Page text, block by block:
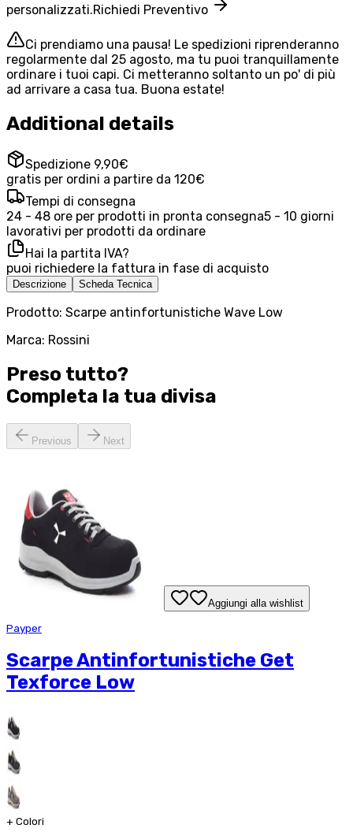
personalizzati.Richiedi Preventivo
Ci prendiamo una pausa! Le spedizioni riprenderanno
regolarmente dal 25 agosto, ma tu puoi tranquillamente
ordinare i tuoi capi. Ci metteranno soltanto un po' di più
ad arrivare a casa tua. Buona estate!
Additional details
Spedizione 9,90€
gratis per ordini a partire da 120€
Tempi di consegna
24 - 48 ore per prodotti in pronta consegna5 - 10 giorni
lavorativi per prodotti da ordinare
Hai la partita IVA?
puoi richiedere la fattura in fase di acquisto
Descrizione Scheda Tecnica
Prodotto: Scarpe antinfortunistiche Wave Low
Marca: Rossini
Preso tutto?
Completa la tua divisa
Previous Next
Aggiungi alla wishlist
Payper
Scarpe Antinfortunistiche Get
Texforce Low
+ Colori